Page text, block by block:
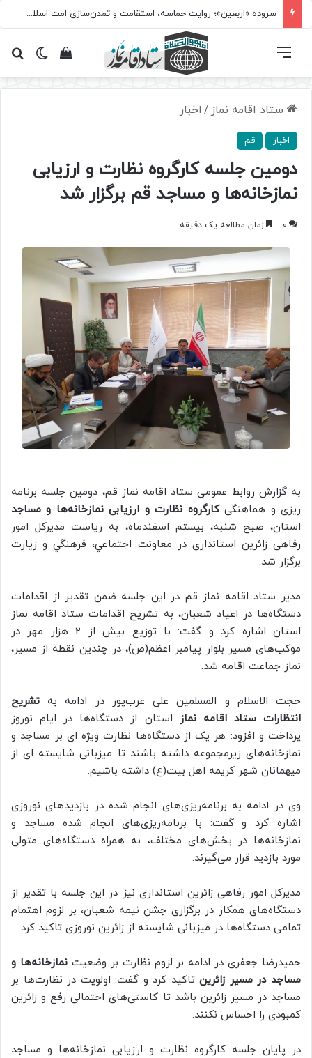
سروده‌ «اربعین»؛ روایت حماسه، استقامت و تمدن‌سازی امت اسلامی
تغییرمشاهده فهرست
ستاد اقامه نماز / اخبار
اخبار قم
دومین جلسه کارگروه نظارت و ارزیابی
نمازخانه‌ها و مساجد قم برگزار شد
0 زمان مطالعه یک دقیقه
به گزارش روابط عمومی ستاد اقامه نماز قم، دومین جلسه برنامه
ریزی و هماهنگیکارگروه نظارت و ارزیابی نمازخانه‌ها و مساجد
استان، صبح شنبه، بیستم اسفندماه، به ریاست مدیرکل امور
رفاهی زائرین استانداری در معاونت اجتماعي، فرهنگي و زيارت
برگزار شد.
مدیر ستاد اقامه نماز قم در این جلسه ضمن تقدیر از اقدامات
دستگاه‌ها در اعیاد شعبان، به تشریح اقدامات ستاد اقامه نماز
استان اشاره کرد و گفت: با توزیع بیش از 2 هزار مهر در
موکب‌های مسیر بلوار پیامبر اعظم(ص)، در چندین نقطه از مسیر،
نماز جماعت اقامه شد.
حجت الاسلام و المسلمین علی عرب‌پور در ادامه به تشریح
انتظارات ستاد اقامه نماز
استان از دستگاه‌ها در ایام نوروز
پرداخت و افزود: هر یک از دستگاه‌ها نظارت ویژه ای بر مساجد و
نمازخانه‌های زیرمجموعه داشته باشند تا میزبانی شایسته ای از
میهمانان شهر کریمه اهل بیت(ع) داشته باشیم.
وی در ادامه به برنامه‌ریزی‌های انجام شده در بازدیدهای نوروزی
اشاره کرد و گفت: با برنامه‌ریزی‌های انجام شده مساجد و
نمازخانه‌ها در بخش‌های مختلف، به همراه دستگاه‌های متولی
مورد بازدید قرار می‌گیرند.
مدیرکل امور رفاهی زائرین استانداری نیز در این جلسه با تقدیر از
دستگاه‌های همکار در برگزاری جشن نیمه شعبان، بر لزوم اهتمام
تمامی دستگاه‌ها در میزبانی شایسته از زائرین نوروزی تاکید کرد.
حمیدرضا جعفری در ادامه بر لزوم نظارت بر وضعیتنمازخانه‌ها و
مساجد در مسیر زائرینتاکید کرد و گفت: اولویت در نظارت‌ها بر
مساجد در مسیر زائرین باشد تا کاستی‌های احتمالی رفع و زائرین
کمبودی را احساس نکنند.
در پایان جلسه کارگروه نظارت و ارزیابی نمازخانه‌ها و مساجد